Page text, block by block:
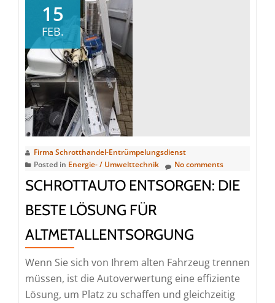
15
FEB.
Firma Schrotthandel-Entrümpelungsdienst
Posted in Energie- / Umwelttechnik No comments
SCHROTTAUTO ENTSORGEN: DIE
BESTE LÖSUNG FÜR
ALTMETALLENTSORGUNG
Wenn Sie sich von Ihrem alten Fahrzeug trennen
müssen, ist die Autoverwertung eine effiziente
Lösung, um Platz zu schaffen und gleichzeitig